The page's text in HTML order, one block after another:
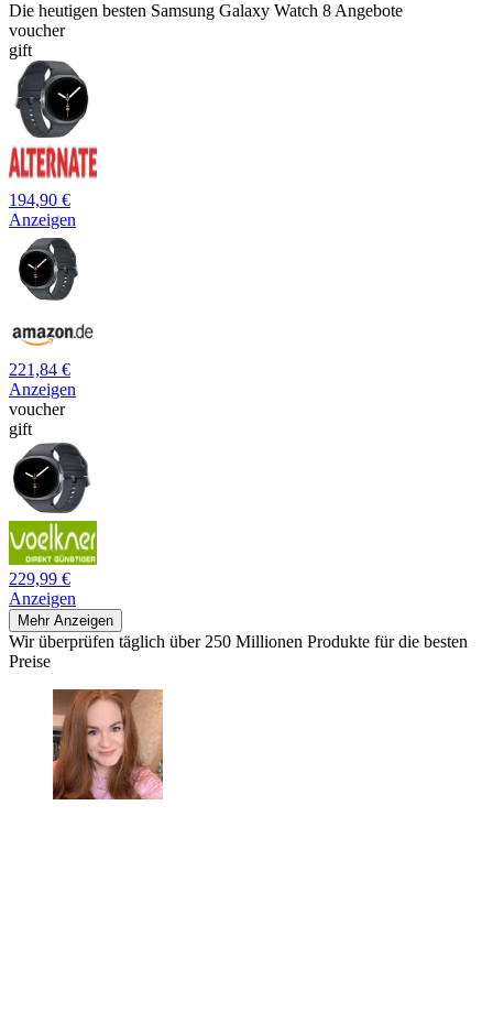
Die heutigen besten Samsung Galaxy Watch 8 Angebote
voucher
gift
194,90 €
Anzeigen
221,84 €
Anzeigen
voucher
gift
229,99 €
Anzeigen
Mehr Anzeigen
Wir überprüfen täglich über 250 Millionen Produkte für die besten
Preise